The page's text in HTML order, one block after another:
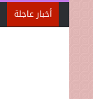
أخبار عاجلة